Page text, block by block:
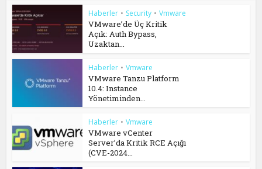
Haberler • Security • Vmware
VMware’de Üç Kritik
Açık: Auth Bypass,
Uzaktan...
Haberler • Vmware
VMware Tanzu Platform
10.4: Instance
Yönetiminden...
Haberler • Vmware
VMware vCenter
Server’da Kritik RCE Açığı
(CVE-2024...